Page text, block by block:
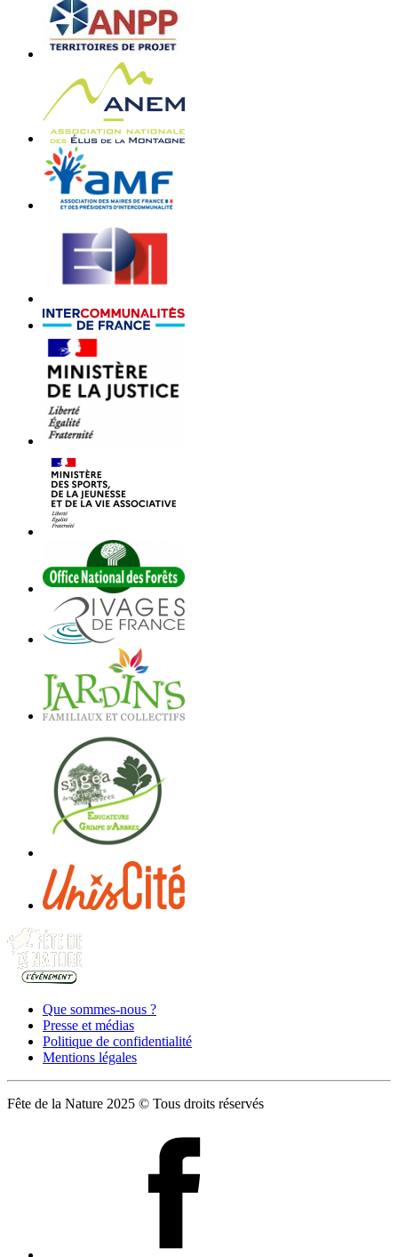
Que sommes-nous ?
Presse et médias
Politique de confidentialité
Mentions légales
Fête de la Nature 2025 © Tous droits réservés